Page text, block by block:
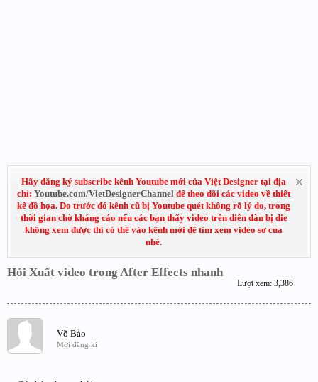
Hãy đăng ký subscribe kênh Youtube mới của Việt Designer tại địa
chỉ: Youtube.com/VietDesignerChannel để theo dõi các video về thiết
kế đồ họa. Do trước đó kênh cũ bị Youtube quét không rõ lý do, trong
thời gian chờ kháng cáo nếu các bạn thấy video trên diễn đàn bị die
không xem được thì có thể vào kênh mới để tìm xem video sơ cua
nhé.
Hỏi Xuất video trong After Effects nhanh
Lượt xem: 3,386
Võ Bảo
Mới đăng kí